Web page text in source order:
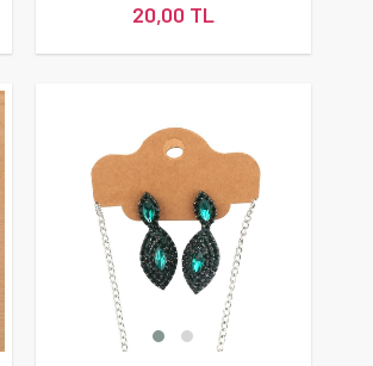
20,00 TL